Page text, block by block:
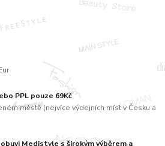
PPL pouze 69Kč
městě (nejvíce výdejních míst v Česku a
Medistyle s širokým výběrem a